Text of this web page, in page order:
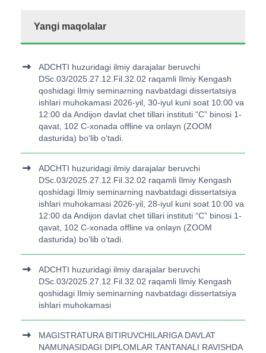
Yangi maqolalar
ADCHTI huzuridagi ilmiy darajalar beruvchi
DSc.03/2025.27.12.Fil.32.02 raqamli Ilmiy Kengash
qoshidagi Ilmiy seminarning navbatdagi dissertatsiya
ishlari muhokamasi 2026-yil, 30-iyul kuni soat 10:00 va
12:00 da Andijon davlat chet tillari instituti “C” binosi 1-
qavat, 102 C-xonada offline va onlayn (ZOOM
dasturida) bo‘lib o‘tadi.
ADCHTI huzuridagi ilmiy darajalar beruvchi
DSc.03/2025.27.12.Fil.32.02 raqamli Ilmiy Kengash
qoshidagi Ilmiy seminarning navbatdagi dissertatsiya
ishlari muhokamasi 2026-yil, 28-iyul kuni soat 10:00 va
12:00 da Andijon davlat chet tillari instituti “C” binosi 1-
qavat, 102 C-xonada offline va onlayn (ZOOM
dasturida) bo‘lib o‘tadi.
ADCHTI huzuridagi ilmiy darajalar beruvchi
DSc.03/2025.27.12.Fil.32.02 raqamli Ilmiy Kengash
qoshidagi Ilmiy seminarning navbatdagi dissertatsiya
ishlari muhokamasi
MAGISTRATURA BITIRUVCHILARIGA DAVLAT
NAMUNASIDAGI DIPLOMLAR TANTANALI RAVISHDA